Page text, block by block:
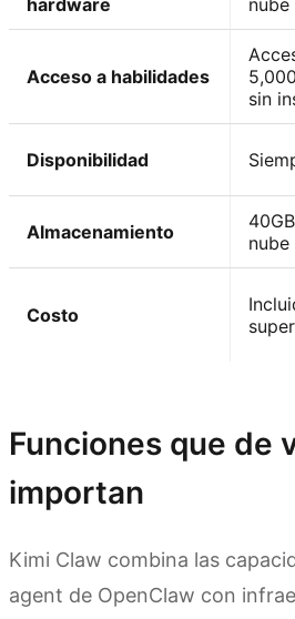
hardware
nube
Acceso a habilidades
sin
Disponibilidad
Almacenamiento
Costo
Funciones que de
importan
Kimi Claw combina las
agent de OpenClaw con